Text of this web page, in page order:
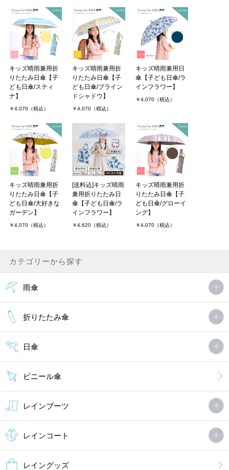
キッズ晴雨兼用折
りたたみ日傘【子
ども日傘/スティ
ナ】
￥4,070（税込）
キッズ晴雨兼用折
りたたみ日傘【子
ども日傘/ブライン
ドシャドウ】
￥4,070（税込）
キッズ晴雨兼用日
傘【子ども日傘/ラ
インフラワー】
￥4,070（税込）
キッズ晴雨兼用折
りたたみ日傘【子
ども日傘/大好きな
ガーデン】
￥4,070（税込）
[送料込]キッズ晴雨
兼用折りたたみ日
傘【子ども日傘/ラ
インフラワー】
￥4,620（税込）
キッズ晴雨兼用折
りたたみ日傘【子
ども日傘/グローイ
ング】
￥4,070（税込）
カテゴリーから探す
雨傘
折りたたみ傘
日傘
ビニール傘
レインブーツ
レインコート
レイングッズ